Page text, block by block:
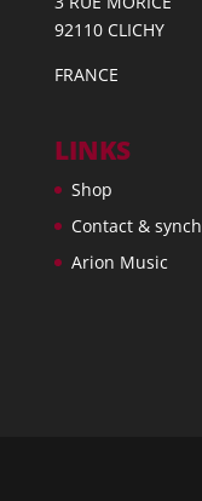
92110 CLICHY
FRANCE
LINKS
Shop
Contact & synch
Arion Music